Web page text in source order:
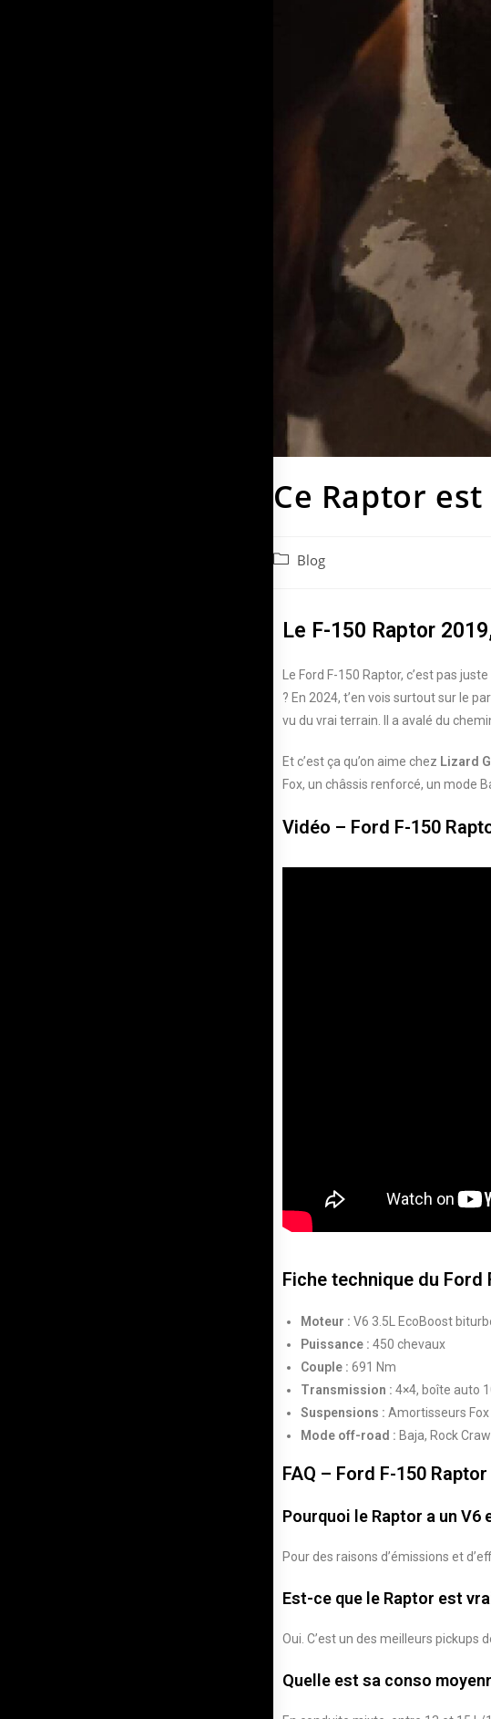
Ce Raptor est
Blog
Le F-150 Raptor
Le Ford F-150 Raptor, c’est pas
? En 2024, t’en vois surtout sur le
vu du vrai terrain. Il a avalé du
Et c’est ça qu’on aime chez Lizard
Fox, un châssis renforcé, un mode
Vidéo – Ford F-150
Fiche technique du Ford
Moteur : V6 3.5L EcoBoost
Puissance : 450 chevaux
Couple : 691 Nm
Transmission : 4×4, boîte auto
Suspensions : Amortisseurs
Mode off-road : Baja, Rock
FAQ – Ford F-150 Raptor
Pourquoi le Raptor a un V6
Pour des raisons d’émissions et
Est-ce que le Raptor est
Oui. C’est un des meilleurs pickups
Quelle est sa conso